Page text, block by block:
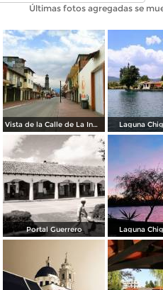
Últimas fotos agregadas se
Vista de la Calle de La Inmaculada en Semana Santa 2020. Laguna
Portal Guerrero Laguna